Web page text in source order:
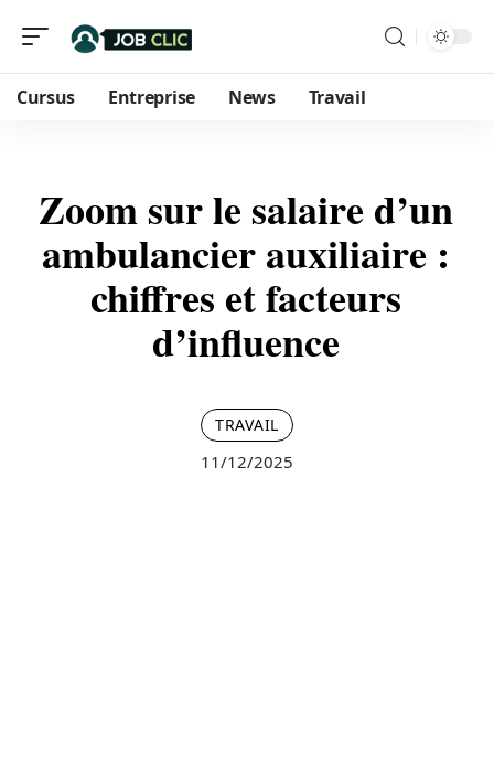
Cursus Entreprise News Travail
Zoom sur le salaire d’un
ambulancier auxiliaire :
chiffres et facteurs
d’influence
TRAVAIL
11/12/2025